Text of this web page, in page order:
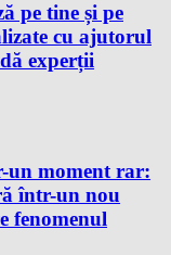
pe tine și pe
cu ajutorul
experții
un moment rar:
într-un nou
fenomenul